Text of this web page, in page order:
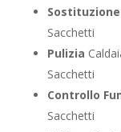
Sostituzione
Sacchetti
Pulizia
Sacchetti
Controllo
Sacchetti